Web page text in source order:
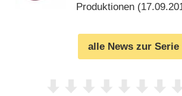
Produktionen (
alle News zur Serie